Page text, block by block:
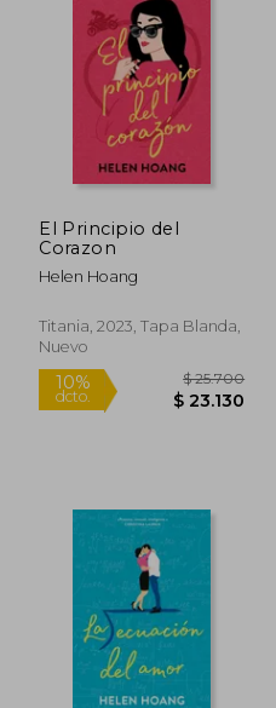
El Principio del
Corazon
Helen Hoang
Titania, 2023, Tapa Blanda,
Nuevo